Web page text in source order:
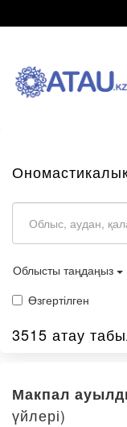
Облысты таңдаңыз
Өзгертілген
3515 атау
Макпал
үйлері)